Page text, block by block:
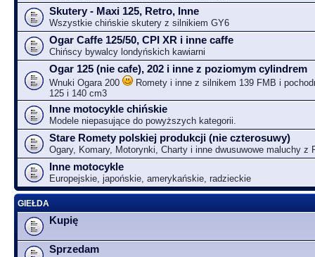
Skutery - Maxi 125, Retro, Inne
Wszystkie chińskie skutery z silnikiem GY6
Ogar Caffe 125/50, CPI XR i inne caffe
Chińscy bywalcy londyńskich kawiarni
Ogar 125 (nie cafe), 202 i inne z poziomym cylindrem
Wnuki Ogara 200
Romety i inne z silnikem 139 FMB i
125 i 140 cm3
Inne motocykle chińskie
Modele niepasujące do powyższych kategorii.
Stare Romety polskiej produkcji (nie czterosuwy)
Ogary, Komary, Motorynki, Charty i inne dwusuwowe maluchy z
Inne motocykle
Europejskie, japońskie, amerykańskie, radzieckie
GIEŁDA
Kupię
Sprzedam